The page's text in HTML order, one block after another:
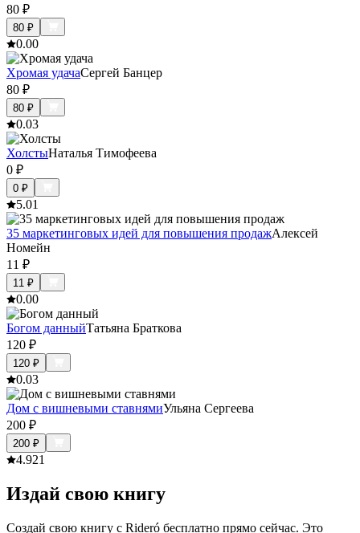
80 ₽
80 ₽
0.00
Хромая удачаСергей Банцер
80 ₽
80 ₽
0.03
ХолстыНаталья Тимофеева
0 ₽
0 ₽
5.01
35 маркетинговых идей для повышения продажАлексей
Номейн
11 ₽
11 ₽
0.00
Богом данныйТатьяна Браткова
120 ₽
120 ₽
0.03
Дом с вишневыми ставнямиУльяна Сергеева
200 ₽
200 ₽
4.921
Издай свою книгу
Создай свою книгу с Rideró бесплатно прямо сейчас. Это